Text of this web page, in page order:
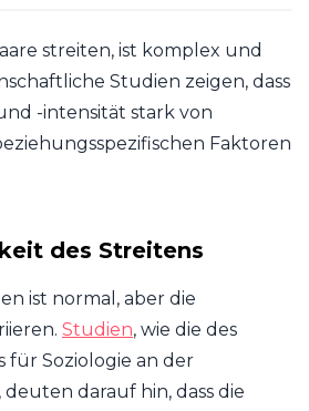
streiten, ist komplex und
Studien zeigen, dass
-intensität stark von
Faktoren
des Streitens
ist normal, aber die
Studien, wie die des
für Soziologie an der
darauf hin, dass die